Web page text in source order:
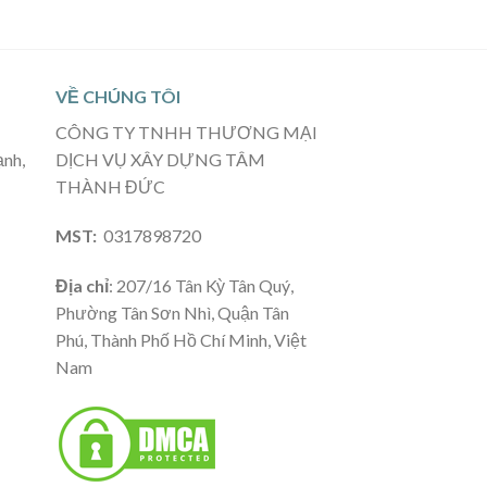
VỀ CHÚNG TÔI
CÔNG TY TNHH THƯƠNG MẠI
DỊCH VỤ XÂY DỰNG TÂM
THÀNH ĐỨC
MST: 0317898720
Địa chỉ: 207/16 Tân Kỳ Tân Quý,
Phường Tân Sơn Nhì, Quận Tân
Phú, Thành Phố Hồ Chí Minh, Việt
Nam